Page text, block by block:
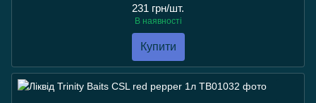
231 грн/шт.
В наявності
Купити